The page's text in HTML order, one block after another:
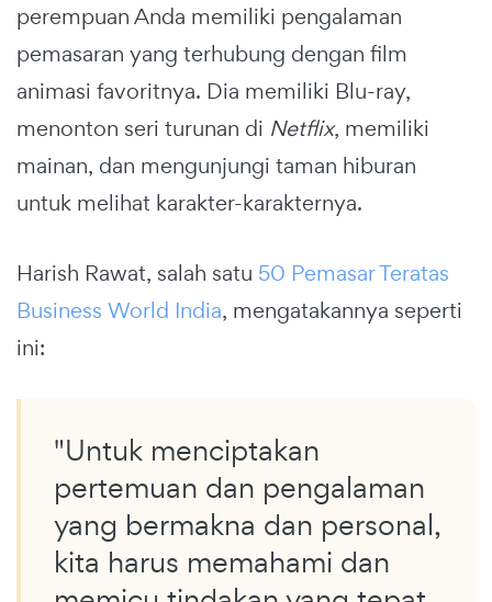
perempuan Anda memiliki pengalaman
pemasaran yang terhubung dengan film
animasi favoritnya. Dia memiliki Blu-ray,
menonton seri turunan di Netflix, memiliki
mainan, dan mengunjungi taman hiburan
untuk melihat karakter-karakternya.
Harish Rawat, salah satu 50 Pemasar Teratas
Business World India, mengatakannya seperti
ini:
"Untuk menciptakan
pertemuan dan pengalaman
yang bermakna dan personal,
kita harus memahami dan